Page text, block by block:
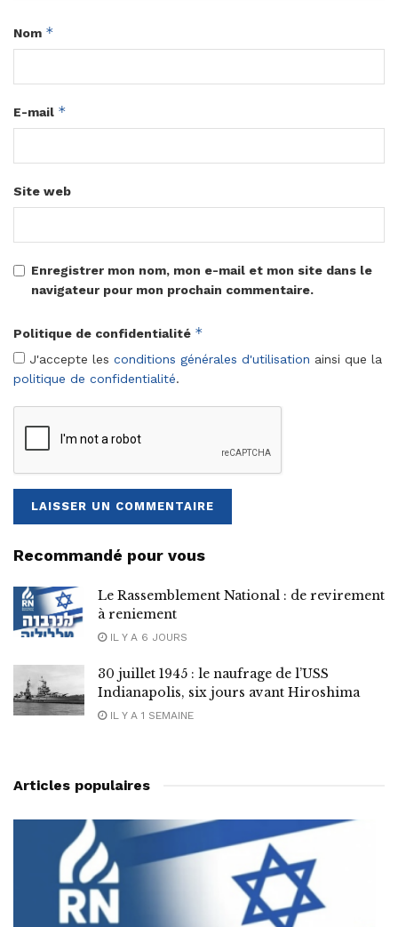
Nom *
E-mail *
Site web
Enregistrer mon nom, mon e-mail et mon site dans le
navigateur pour mon prochain commentaire.
Politique de confidentialité *
J'accepte les conditions générales d'utilisation ainsi que la
politique de confidentialité.
Recommandé pour vous
Le Rassemblement National : de revirement
à reniement
IL Y A 6 JOURS
30 juillet 1945 : le naufrage de l’USS
Indianapolis, six jours avant Hiroshima
IL Y A 1 SEMAINE
Articles populaires